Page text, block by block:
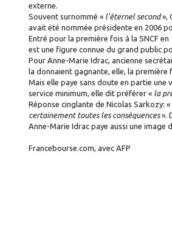
externe.
Souvent surnommé « l'éternel second»,
avait été nommée présidente en 2006
Entré pour la première fois à la SNCF
est une figure connue du grand public
Pour Anne-Marie Idrac, ancienne
la donnaient gagnante, elle, la première
Mais elle paye sans doute en partie une
service minimum, elle dit préférer « la
Réponse cinglante de Nicolas Sarkozy: «
certainement toutes les conséquences».
Anne-Marie Idrac paye aussi une image
Francebourse.com, avec AFP